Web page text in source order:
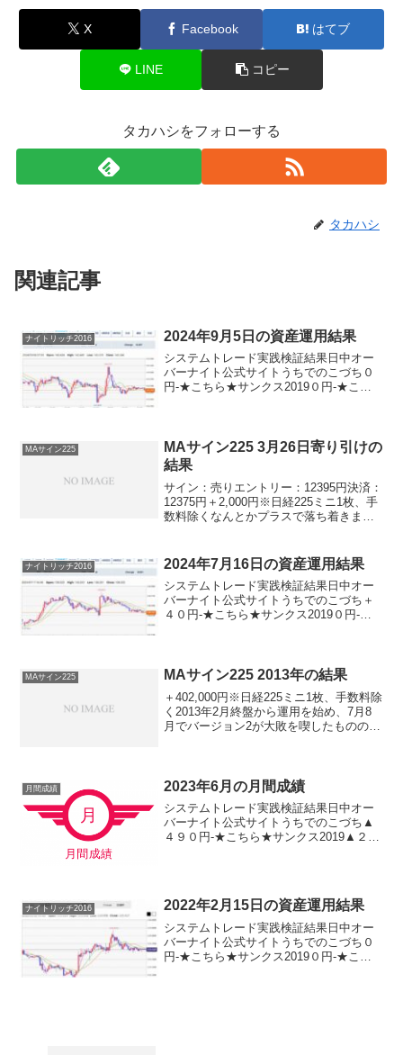
X Facebook はてブ
LINE コピー
タカハシをフォローする
タカハシ
関連記事
ナイトリッチ2016 2024年9月5日の資産運用結果
システムトレード実践検証結果日中オー
バーナイト公式サイトうちでのこづち０
円-★こちら★サンクス2019０円-★こち
MAサイン225
MAサイン225 3月26日寄り引けの
結果
サイン：売りエントリー：12395円決済：
12375円＋2,000円※日経225ミニ1枚、手
数料除くなんとかプラスで落ち着きまし
して欲しいですね。期待しましょう。
ナイトリッチ2016 2024年7月16日の資産運用結果
システムトレード実践検証結果日中オー
バーナイト公式サイトうちでのこづち＋
４０円-★こちら★サンクス2019０円-★
MAサイン225 MAサイン225 2013年の結果
＋402,000円※日経225ミニ1枚、手数料除
く2013年2月終盤から運用を始め、7月8
月でバージョン2が大敗を喫したものの。
月間成績 2023年6月の月間成績
システムトレード実践検証結果日中オー
バーナイト公式サイトうちでのこづち▲
４９０円-★こちら★サンクス2019▲２，
ナイトリッチ2016 2022年2月15日の資産運用結果
システムトレード実践検証結果日中オー
バーナイト公式サイトうちでのこづち０
円-★こちら★サンクス2019０円-★こち